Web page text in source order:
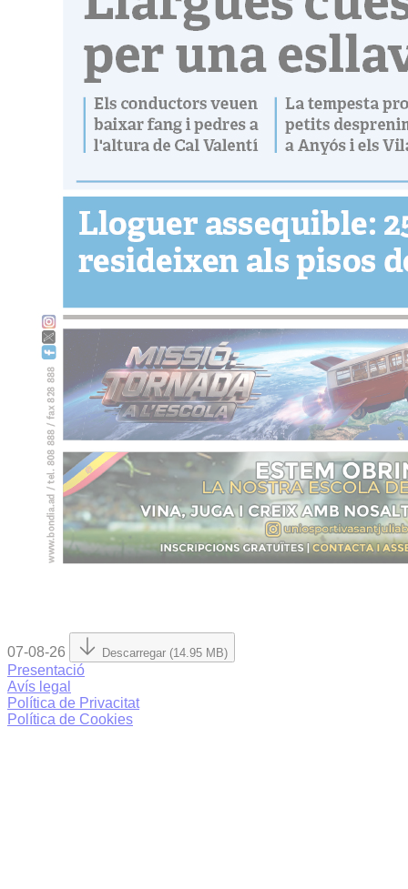
07-08-26 Descarregar (14.95 MB)
Presentació
Avís legal
Política de Privacitat
Política de Cookies